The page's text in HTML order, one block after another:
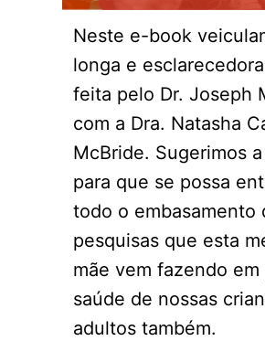
Neste e-book
longa e
feita pelo Dr. Joseph
com a Dra. Natasha
McBride. Sugerimos
para que se possa
todo o embasamento
pesquisas que esta
mãe vem fazendo em
saúde de nossas
adultos também.